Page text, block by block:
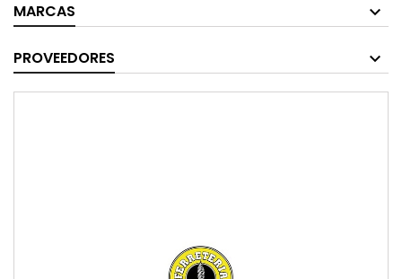
MARCAS
PROVEEDORES